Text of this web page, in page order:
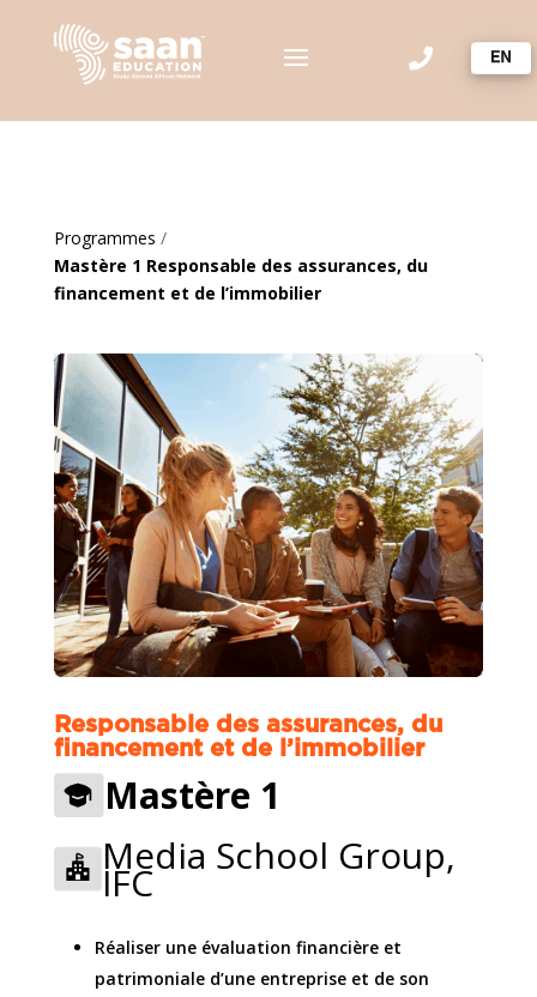

Programmes /
Mastère 1 Responsable des assurances, du
financement et de l’immobilier
Responsable des assurances, du
financement et de l’immobilier
Mastère 1
Media School Group,
IFC
Réaliser une évaluation financière et
patrimoniale d’une entreprise et de son